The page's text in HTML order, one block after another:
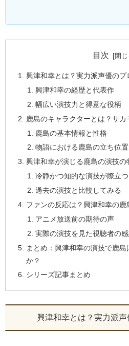
目次
興津和幸とは？実力派声優のプ
興津和幸の経歴と代表作
幅広い演技力と得意な役柄
鹿島のキャラクターとは？サカ
鹿島の基本情報と性格
物語における鹿島の立ち位置
興津和幸が演じる鹿島の演技の
冷静かつ知的な演技が際立つ
過去の演技と比較してみる
ファンの反応は？興津和幸の鹿
アニメ放送前の期待の声
実際の演技を見た視聴者の
まとめ：興津和幸の演技で鹿
か？
シリーズ記事まとめ
興津和幸とは？実力派